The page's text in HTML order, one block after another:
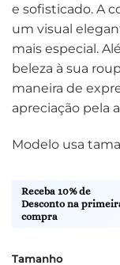
e sofisticado. A
um visual
mais especial.
beleza à sua
maneira de
apreciação pela
Modelo usa
Receba 10% de
Desconto na
compra
Tamanho